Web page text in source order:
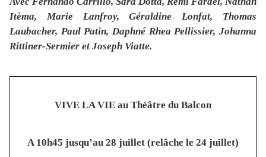
Itèma, Marie Lanfroy, Géraldine Lonfat, Thomas
Laubacher, Paul Patin, Daphné Rhea Pellissier, Johanna
Rittiner-Sermier et Joseph Viatte.
VIVE LA VIE au Théâtre du Balcon
A 10h45 jusqu’au 28 juillet (relâche le 24 juillet)